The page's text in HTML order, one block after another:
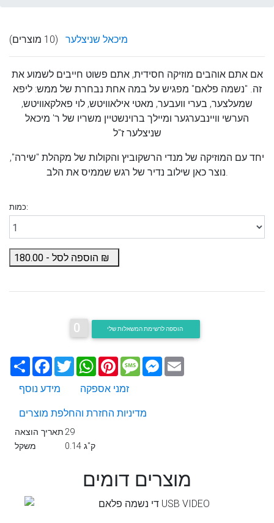
מיכאל שניצלער (10 מוצרים)
אם אתם אוהבים מוזיקה חסידית, אתם פשוט חייבים לשמוע את
זה. "נשמה פלאם" מפגיש על במה אחת נבחרת של ממש: ליפא
שמעלצער, בערי וועבער, מאטי אילאוויטש, לוי פאלקאוויטש,
הערשי וויינבערגער ומיילך ברוינשטיין משריו של ר' מיכאל
שניצלער ז"ל
יחד עם המוזיקה של מנדי הרשקוביץ והקולות של מקהלת "שירה",
נוצר כאן שילוב נדיר של רגש שממיס את הלב.
כמות:
הוספה לסל - 180.00
0
שתף Facebook
TwitterWhatsApp
PinterestMessageMessenger
מידע נוסף
זמני אספקה
מדיניות החזרת והחלפת מוצרים
תאריך הוצאה29
משקל
0.14 ק"ג
מוצרים דומים